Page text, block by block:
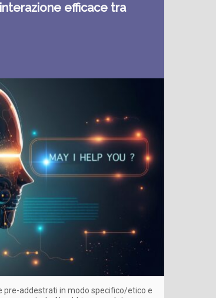
efficace tra
pre-addestrati in modo specifico/etico e